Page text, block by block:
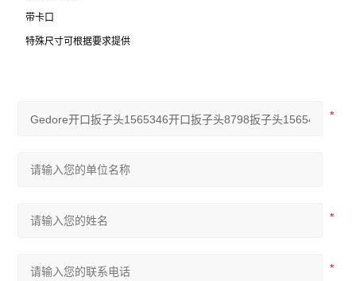
带卡口
特殊尺寸可根据要求提供